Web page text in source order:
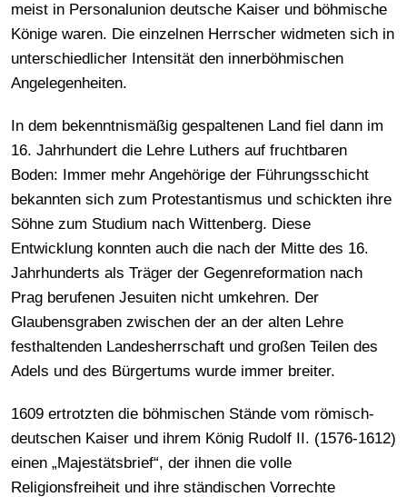
meist in Personalunion deutsche Kaiser und böhmische
Könige waren. Die einzelnen Herrscher widmeten sich in
unterschiedlicher Intensität den innerböhmischen
Angelegenheiten.
In dem bekenntnismäßig gespaltenen Land fiel dann im
16. Jahrhundert die Lehre Luthers auf fruchtbaren
Boden: Immer mehr Angehörige der Führungsschicht
bekannten sich zum Protestantismus und schickten ihre
Söhne zum Studium nach Wittenberg. Diese
Entwicklung konnten auch die nach der Mitte des 16.
Jahrhunderts als Träger der Gegenreformation nach
Prag berufenen Jesuiten nicht umkehren. Der
Glaubensgraben zwischen der an der alten Lehre
festhaltenden Landesherrschaft und großen Teilen des
Adels und des Bürgertums wurde immer breiter.
1609 ertrotzten die böhmischen Stände vom römisch-
deutschen Kaiser und ihrem König Rudolf II. (1576-1612)
einen „Majestätsbrief“, der ihnen die volle
Religionsfreiheit und ihre ständischen Vorrechte